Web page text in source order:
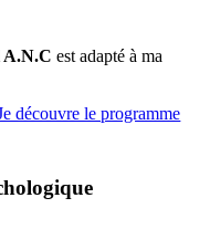
A.N.C est adapté à ma
découvre le programme